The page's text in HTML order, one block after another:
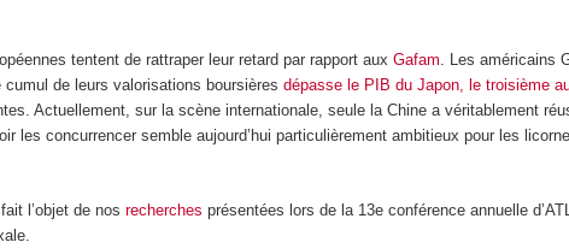
tentent de rattraper leur retard par rapport auxGafam. Les américains
cumul de leurs valorisations boursièresdépasse le PIB du Japon, le troisième
Actuellement, sur la scène internationale, seule la Chine a véritablement
les concurrencer semble aujourd’hui particulièrement ambitieux pour les
l’objet de nosrecherches présentées lors de la 13e conférence annuelle